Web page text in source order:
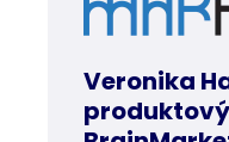
Veronika